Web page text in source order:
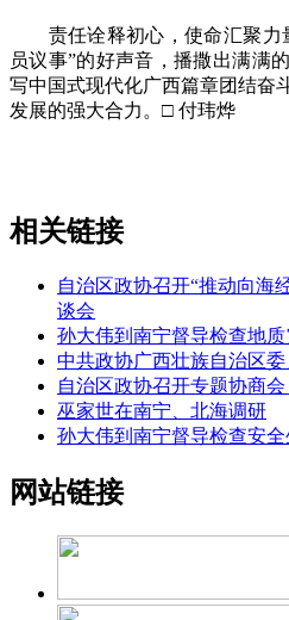
责任诠释初心，使命汇聚力
员议事”的好声音，播撒出满满
写中国式现代化广西篇章团结奋
发展的强大合力。□ 付玮烨
相关链接
自治区政协召开“推动向海
谈会
孙大伟到南宁督导检查地
中共政协广西壮族自治区
自治区政协召开专题协商
巫家世在南宁、北海调研
孙大伟到南宁督导检查安
网站链接